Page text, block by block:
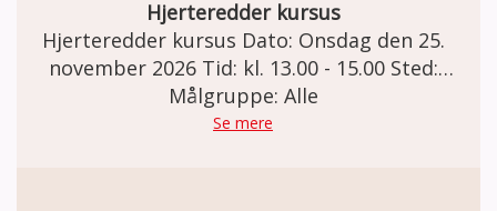
på holdet er gratis. Der kan købes kaffe og
the for kr. 20,-
Hjerteredder kursus
Hjerteredder kursus Dato: Onsdag den 25.
november 2026 Tid: kl. 13.00 - 15.00 Sted:
Demensfællesskabet Lillebælt Vendersgade
43. 7000 Fredericia Hjerteredderkursus
Målgruppe: Alle
Se mere